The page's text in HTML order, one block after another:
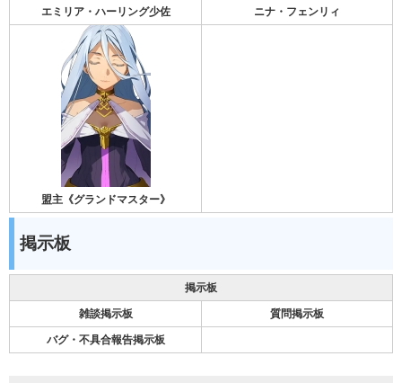
エミリア・ハーリング少佐 ニナ・フェンリィ
盟主《グランドマスター》
掲示板
掲示板
雑談掲示板 質問掲示板
バグ・不具合報告掲示板